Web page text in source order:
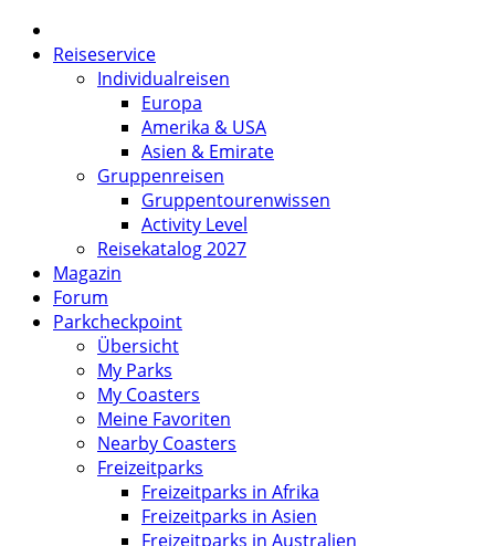
Reiseservice
Individualreisen
Europa
Amerika & USA
Asien & Emirate
Gruppenreisen
Gruppentourenwissen
Activity Level
Reisekatalog 2027
Magazin
Forum
Parkcheckpoint
Übersicht
My Parks
My Coasters
Meine Favoriten
Nearby Coasters
Freizeitparks
Freizeitparks in Afrika
Freizeitparks in Asien
Freizeitparks in Australien